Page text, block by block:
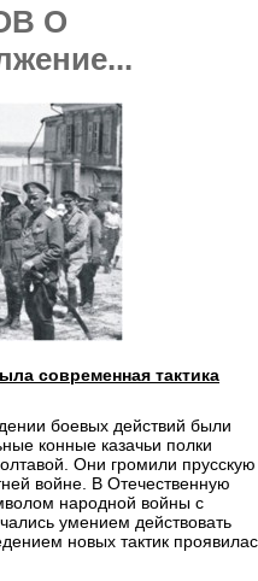
О
современная тактика
боевых действий были
конные казачьи полки
Они громили прусскую
войне. В Отечественную
народной войны с
умением действовать
новых тактик